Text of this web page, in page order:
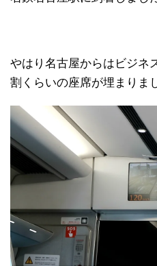
やはり名古屋からはビジネ
割くらいの座席が埋まりま